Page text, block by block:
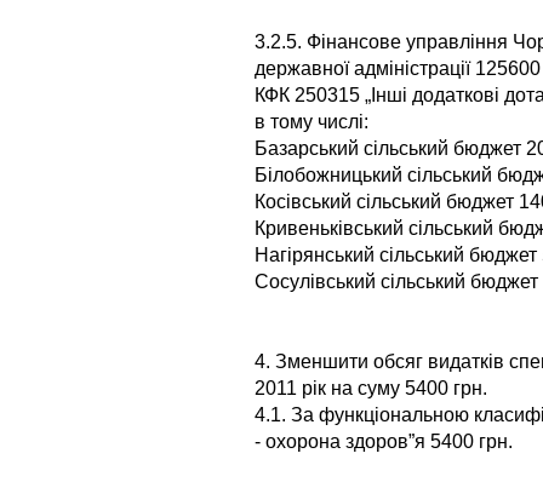
3.2.5. Фінансове управління
державної адміністрації
КФК 250315 „Інші додаткові
в тому числі:
Базарський сільський бюджет
Білобожницький сільський
Косівський сільський бюджет
Кривеньківський сільський
Нагірянський сільський
Сосулівський сільський
4. Зменшити обсяг видатків
2011 рік на суму 5400 грн.
4.1. За функціональною
- охорона здоров”я 5400 грн.